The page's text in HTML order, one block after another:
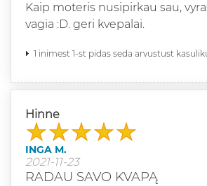
Kaip moteris nusipirkau sau,
vagia :D. geri kvepalai.
1 inimest 1-st pidas seda arvustust
Hinne
INGA M.
2021-11-23
RADAU SAVO KVAPĄ